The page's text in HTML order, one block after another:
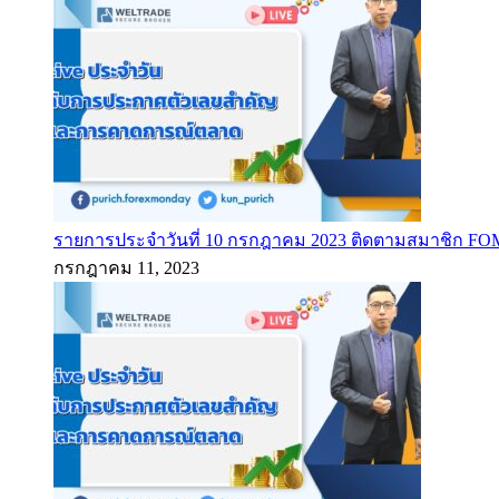
รายการประจำวันที่ 10 กรกฎาคม 2023 ติดตามสมาชิก
กรกฎาคม 11, 2023